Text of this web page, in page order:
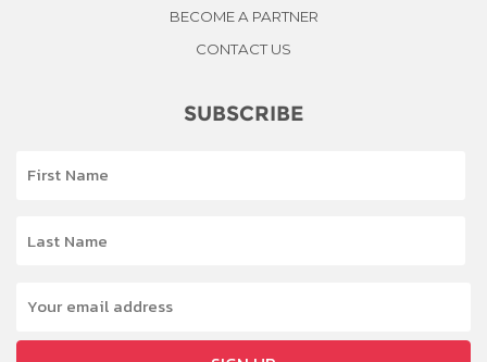
BECOME A PARTNER
CONTACT US
SUBSCRIBE